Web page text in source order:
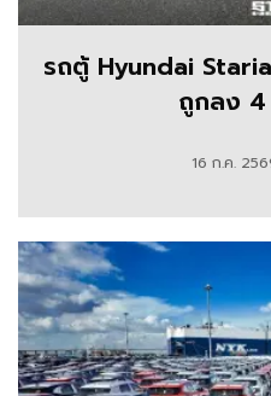
รถตู้ Hyundai Staria
ถูกลง 4
16 ก.ค.